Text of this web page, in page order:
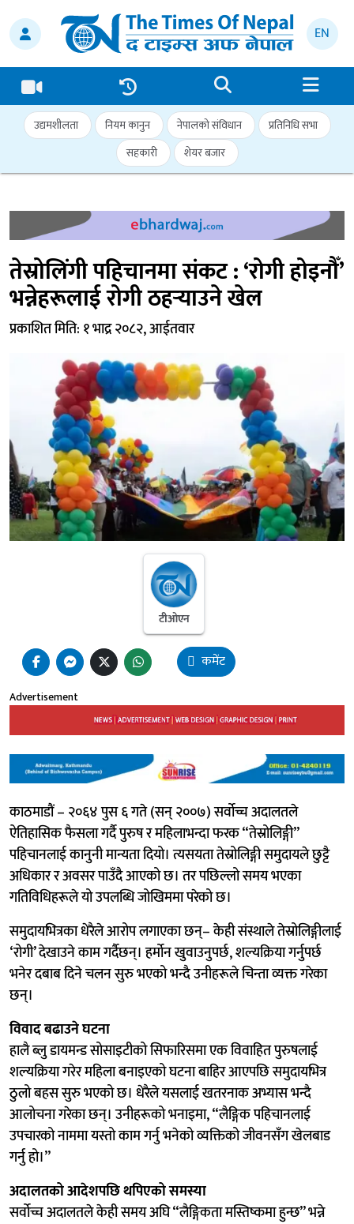
EN
उद्यमशीलता नियम कानुन नेपालको संविधान
प्रतिनिधि सभा
सहकारी
शेयर बजार
तेस्रोलिंगी पहिचानमा संकट : ‘रोगी होइनौँ’
भन्नेहरूलाई रोगी ठहर्‍याउने खेल
प्रकाशित मिति: १ भाद्र २०८२, आईतवार
टीओएन
कमेंट
Advertisement
काठमाडौं – २०६४ पुस ६ गते (सन् २००७) सर्वोच्च अदालतले
ऐतिहासिक फैसला गर्दै पुरुष र महिलाभन्दा फरक “तेस्रोलिङ्गी”
पहिचानलाई कानुनी मान्यता दियो। त्यसयता तेस्रोलिङ्गी समुदायले छुट्टै
अधिकार र अवसर पाउँदै आएको छ। तर पछिल्लो समय भएका
गतिविधिहरूले यो उपलब्धि जोखिममा परेको छ।
समुदायभित्रका धेरैले आरोप लगाएका छन्– केही संस्थाले तेस्रोलिङ्गीलाई
‘रोगी’ देखाउने काम गर्दैछन्। हर्मोन खुवाउनुपर्छ, शल्यक्रिया गर्नुपर्छ
भनेर दबाब दिने चलन सुरु भएको भन्दै उनीहरूले चिन्ता व्यक्त गरेका
छन्।
विवाद बढाउने घटना
हालै ब्लु डायमन्ड सोसाइटीको सिफारिसमा एक विवाहित पुरुषलाई
शल्यक्रिया गरेर महिला बनाइएको घटना बाहिर आएपछि समुदायभित्र
ठुलो बहस सुरु भएको छ। धेरैले यसलाई खतरनाक अभ्यास भन्दै
आलोचना गरेका छन्। उनीहरूको भनाइमा, “लैङ्गिक पहिचानलाई
उपचारको नाममा यस्तो काम गर्नु भनेको व्यक्तिको जीवनसँग खेलबाड
गर्नु हो।”
अदालतको आदेशपछि थपिएको समस्या
सर्वोच्च अदालतले केही समय अघि “लैङ्गिकता मस्तिष्कमा हुन्छ” भन्ने